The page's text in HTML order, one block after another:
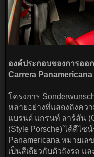
องค์ประกอบของการออ
Carrera Panamericana
โครงการ
หลายอย่างที่แสดงถึงคว
แบรนด์ แกรนท์ ลาร์สัน
(Style Porsche) ได้ดีไซ
Panamericana หมายเล
เป็นสีเดียวกับตัวถังรถ แ